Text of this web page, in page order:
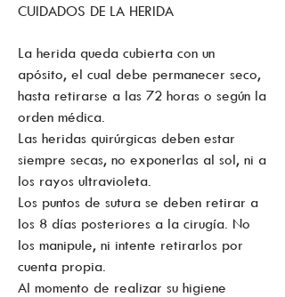
CUIDADOS DE LA HERIDA
La herida queda cubierta con un
apósito, el cual debe permanecer seco,
hasta retirarse a las 72 horas o según la
orden médica.
Las heridas quirúrgicas deben estar
siempre secas, no exponerlas al sol, ni a
los rayos ultravioleta.
Los puntos de sutura se deben retirar a
los 8 días posteriores a la cirugía. No
los manipule, ni intente retirarlos por
cuenta propia.
Al momento de realizar su higiene